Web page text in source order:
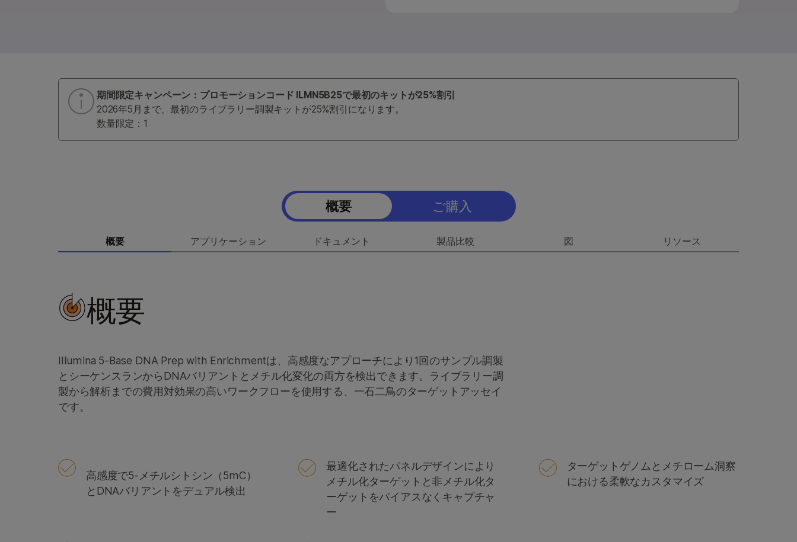
期間限定キャンペーン：プロモーションコード ILMN5B25で最初のキットが25%割引
2026年5月まで、最初のライブラリー調製キットが25%割引になります。
数量限定：1
概要 ご購入
概要 アプリケーション ドキュメント 製品比較 図 リソース
概要
Illumina 5-Base DNA Prep with Enrichmentは、高感度なアプローチにより1回のサンプル調製
とシーケンスランからDNAバリアントとメチル化変化の両方を検出できます。ライブラリー調
製から解析までの費用対効果の高いワークフローを使用する、一石二鳥のターゲットアッセイ
です。
高感度で5-メチルシトシン（5mC）
とDNAバリアントをデュアル検出
最適化されたパネルデザインにより
メチル化ターゲットと非メチル化タ
ーゲットをバイアスなくキャプチャ
ー
ターゲットゲノムとメチローム洞察
における柔軟なカスタマイズ